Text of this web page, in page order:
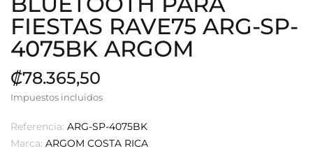
FIESTAS RAVE75 ARG-SP-
4075BK ARGOM
₡78.365,50
Impuestos incluidos
Referencia: ARG-SP-4075BK
Marca: ARGOM COSTA RICA